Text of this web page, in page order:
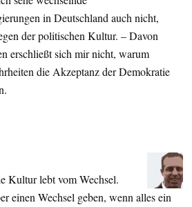
in Deutschland auch nicht,
der politischen Kultur. – Davon
erschließt sich mir nicht, warum
die Akzeptanz der Demokratie
Kultur lebt vom Wechsel.
einen Wechsel geben, wenn alles ein